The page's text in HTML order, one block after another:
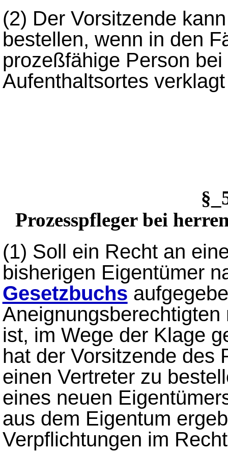
(2) Der Vorsitzende
bestellen, wenn in den
prozeßfähige Person
Aufenthaltsortes
Prozesspfleger bei
(1) Soll ein Recht an
bisherigen Eigentümer
Gesetzbuchs
ist, im Wege der Klage
hat der Vorsitzende des
einen Vertreter zu
eines neuen
aus dem Eigentum
Verpflichtungen im